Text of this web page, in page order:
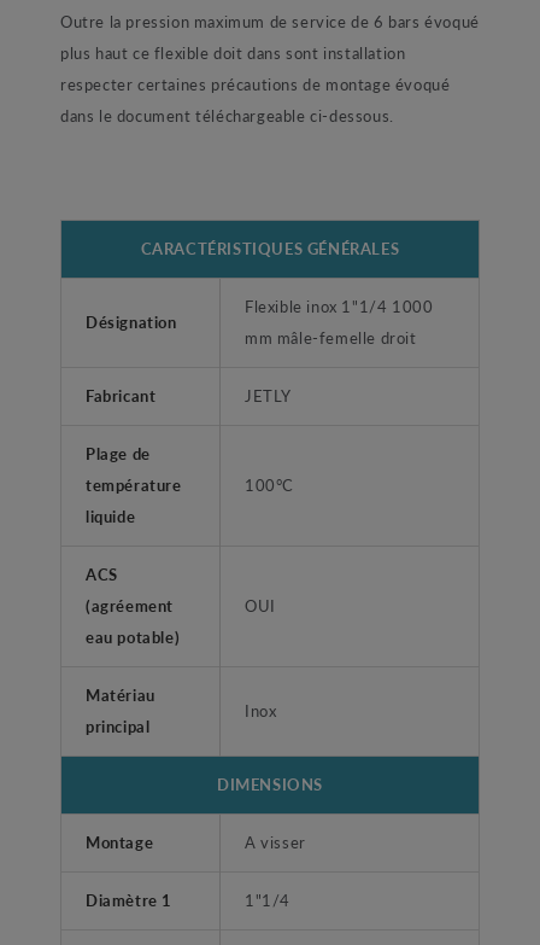
Outre la pression maximum de service de 6 bars évoqué
plus haut ce flexible doit dans sont installation
respecter certaines précautions de montage évoqué
dans le document téléchargeable ci-dessous.
CARACTÉRISTIQUES GÉNÉRALES
Désignation
Flexible inox 1"1/4 1000
mm mâle-femelle droit
Fabricant JETLY
Plage de
température
liquide
100°C
ACS
(agréement
eau potable)
OUI
Matériau
principal
Inox
DIMENSIONS
Montage A visser
Diamètre 1 1"1/4